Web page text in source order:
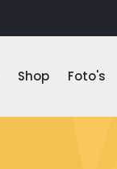
Shop Foto's